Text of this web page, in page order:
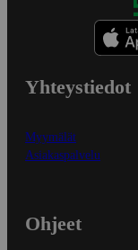
Yhteystiedot
Myymälät
Asiakaspalvelu
Ohjeet